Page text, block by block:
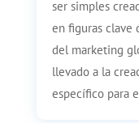
ser simples
en figuras clave
del marketing
llevado a la
específico para